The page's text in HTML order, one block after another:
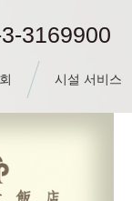
3169900
시설 서비스